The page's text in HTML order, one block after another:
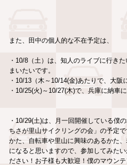
また、田中の個人的な不在予定は、
・10/8（土）は、知人のライブに行き
まいたいです。
・10/13（木～10/14(金)あたりで、大阪
・10/25(火)～10/27(木)で、兵庫に納車
・10/29(土)は、月一回開催している僕
ちさが里山サイクリングの会」の予定
かた、自転車や里山に興味のあるかた
になると思いますので、参加してみた
ださい！お子様も大歓迎！僕のマウン